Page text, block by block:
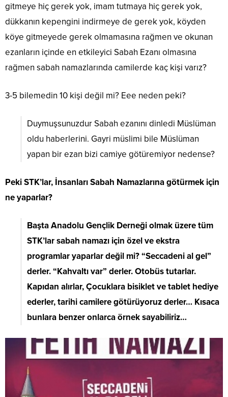
gitmeye hiç gerek yok, imam tutmaya hiç gerek yok,
dükkanın kepengini indirmeye de gerek yok, köyden
köye gitmeyede gerek olmamasına rağmen ve okunan
ezanların içinde en etkileyici Sabah Ezanı olmasına
rağmen sabah namazlarında camilerde kaç kişi varız?
3-5 bilemedin 10 kişi değil mi? Eee neden peki?
Duymuşsunuzdur Sabah ezanını dinledi Müslüman
oldu haberlerini. Gayri müslimi bile Müslüman
yapan bir ezan bizi camiye götüremiyor nedense?
Peki STK’lar, İnsanları Sabah Namazlarına götürmek için
ne yaparlar?
Başta Anadolu Gençlik Derneği olmak üzere tüm
STK’lar sabah namazı için özel ve ekstra
programlar yaparlar değil mi? “Seccadeni al gel”
derler. “Kahvaltı var” derler. Otobüs tutarlar.
Kapıdan alırlar, Çocuklara bisiklet ve tablet hediye
ederler, tarihi camilere götürüyoruz derler… Kısaca
bunlara benzer onlarca örnek sayabiliriz…